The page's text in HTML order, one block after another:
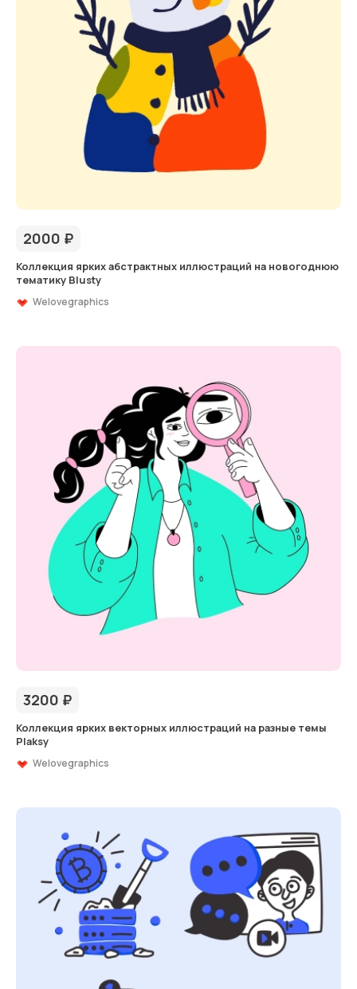
2000 ₽
Коллекция ярких абстрактных иллюстраций на новогоднюю
тематику Blusty
Welovegraphics
3200 ₽
Коллекция ярких векторных иллюстраций на разные темы
Plaksy
Welovegraphics